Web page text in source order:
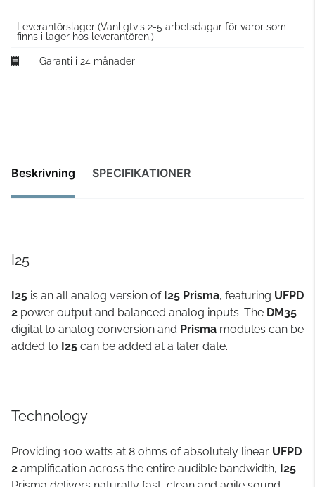
Leverantörslager (Vanligtvis 2-5 arbetsdagar för varor som
finns i lager hos leverantören.)
Garanti i 24 månader
Beskrivning SPECIFIKATIONER
I25
I25 is an all analog version ofI25 Prisma, featuring UFPD
2 power output and balanced analog inputs. The DM35
digital to analog conversion and Prisma modules can be
added to I25 can be added at a later date.
Technology
Providing 100 watts at 8 ohms of absolutely linear UFPD
2 amplification across the entire audible bandwidth, I25